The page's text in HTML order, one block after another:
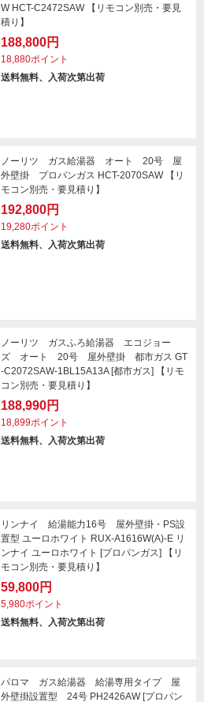
W HCT-C2472SAW 【リモコン別売・要見
積り】
188,800円
18,880ポイント
送料無料、入荷次第出荷
ノーリツ ガス給湯器 オート 20号 屋
外壁掛 プロパンガス HCT-2070SAW 【リ
モコン別売・要見積り】
192,800円
19,280ポイント
送料無料、入荷次第出荷
ノーリツ ガスふろ給湯器 エコジョー
ズ オート 20号 屋外壁掛 都市ガス GT
-C2072SAW-1BL15A13A [都市ガス] 【リモ
コン別売・要見積り】
188,990円
18,899ポイント
送料無料、入荷次第出荷
リンナイ 給湯能力16号 屋外壁掛・PS設
置型 ユーロホワイト RUX-A1616W(A)-E リ
ンナイ ユーロホワイト [プロパンガス] 【リ
モコン別売・要見積り】
59,800円
5,980ポイント
送料無料、入荷次第出荷
パロマ ガス給湯器 給湯専用タイプ 屋
外壁掛設置型 24号 PH2426AW [プロパン